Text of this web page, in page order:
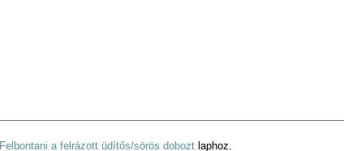
Felbontani a felrázott üdítős/sörös dobozt laphoz.